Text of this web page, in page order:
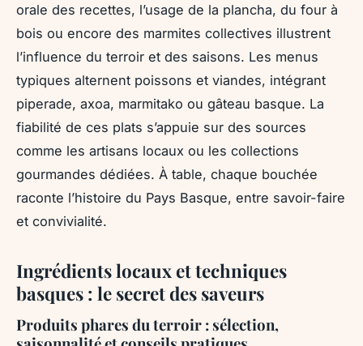
orale des recettes, l’usage de la plancha, du four à
bois ou encore des marmites collectives illustrent
l’influence du terroir et des saisons. Les menus
typiques alternent poissons et viandes, intégrant
piperade, axoa, marmitako ou gâteau basque. La
fiabilité de ces plats s’appuie sur des sources
comme les artisans locaux ou les collections
gourmandes dédiées. À table, chaque bouchée
raconte l’histoire du Pays Basque, entre savoir-faire
et convivialité.
Ingrédients locaux et techniques
basques : le secret des saveurs
Produits phares du terroir : sélection,